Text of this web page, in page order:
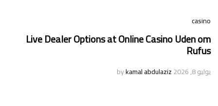
casino
Live Dealer Options at Online Casino Uden om
Rufus
يوليو 8, 2026 kamal abdulaziz